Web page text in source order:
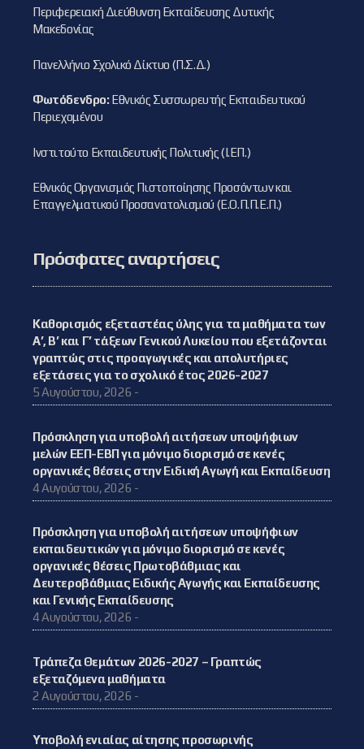
Περιφερειακή Διεύθυνση Εκπαίδευσης Δυτικής
Μακεδονίας
Πανελλήνιο Σχολικό Δίκτυο (Π.Σ.Δ.)
Φωτόδενδρο:Εθνικός Συσσωρευτής Εκπαιδευτικού
Περιεχομένου
Ινστιτούτο Εκπαιδευτικής Πολιτικής (Ι.ΕΠ.)
Εθνικός Οργανισμός Πιστοποίησης Προσόντων και
Επαγγελματικού Προσανατολισμού (Ε.Ο.Π.Π.Ε.Π.)
Πρόσφατες αναρτήσεις
Καθορισμός εξεταστέας ύλης για τα μαθήματα των
Α’, Β’ και Γ’ τάξεων Γενικού Λυκείου που εξετάζονται
γραπτώς στις προαγωγικές και απολυτήριες
εξετάσεις για το σχολικό έτος 2026-2027
5 Αυγούστου, 2026 -
Πρόσκληση για υποβολή αιτήσεων υποψήφιων
μελών ΕΕΠ-ΕΒΠ για μόνιμο διορισμό σε κενές
οργανικές θέσεις στην Ειδική Αγωγή και Εκπαίδευση
4 Αυγούστου, 2026 -
Πρόσκληση για υποβολή αιτήσεων υποψήφιων
εκπαιδευτικών για μόνιμο διορισμό σε κενές
οργανικές θέσεις Πρωτοβάθμιας και
Δευτεροβάθμιας Ειδικής Αγωγής και Εκπαίδευσης
και Γενικής Εκπαίδευσης
4 Αυγούστου, 2026 -
Τράπεζα Θεμάτων 2026-2027 – Γραπτώς
εξεταζόμενα μαθήματα
2 Αυγούστου, 2026 -
Υποβολή ενιαίας αίτησης προσωρινής